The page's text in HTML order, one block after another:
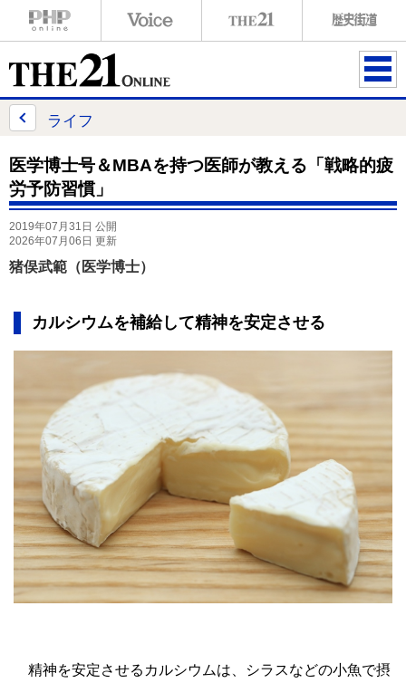
ME
ライフ
医学博士号＆MBAを持つ医師が教える「戦略的疲
労予防習慣」
2019年07月31日 公開
2026年07月06日 更新
猪俣武範（医学博士）
カルシウムを補給して精神を安定させる
精神を安定させるカルシウムは、シラスなどの小魚で摂